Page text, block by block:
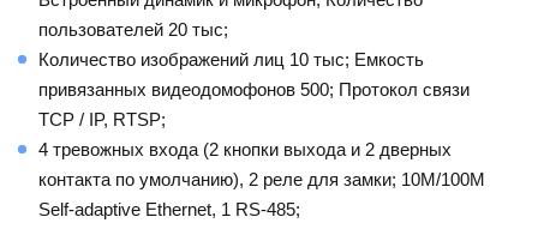
пользователей 20 тыс;
Количество изображений лиц 10 тыс; Емкость
привязанных видеодомофонов 500; Протокол связи
TCP / IP, RTSP;
4 тревожных входа (2 кнопки выхода и 2 дверных
контакта по умолчанию), 2 реле для замки; 10M/100M
Self-adaptive Ethernet, 1 RS-485;